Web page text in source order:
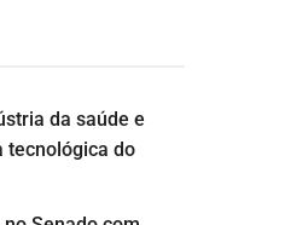
da saúde e
tecnológica do